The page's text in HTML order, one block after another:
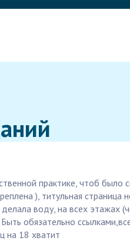
практике, чтоб было
), титульная страница
воду, на всех этажах
обязательно
на 18 хватит